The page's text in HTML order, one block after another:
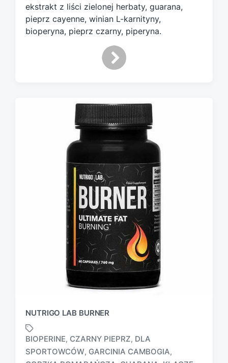
h
ekstrakt z liści zielonej herbaty, guarana,
pieprz cayenne, winian L-karnityny,
bioperyna, pieprz czarny, piperyna.
NUTRIGO LAB BURNER
BIOPERINE, CZARNY PIEPRZ, DLA
SPORTOWCÓW, GARCINIA CAMBOGIA,